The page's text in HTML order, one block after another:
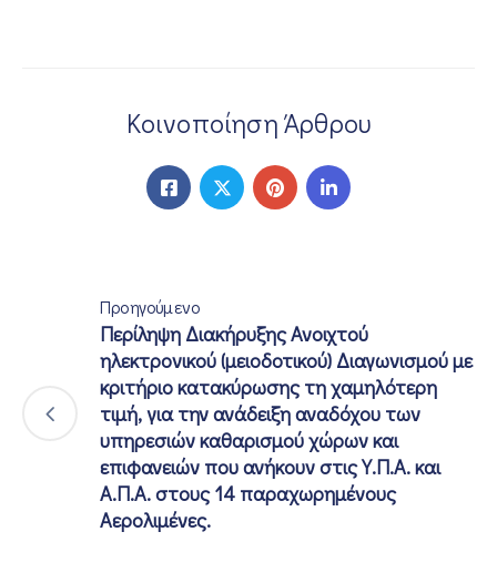
Κοινοποίηση Άρθρου
Προηγούμενο
Περίληψη Διακήρυξης Ανοιχτού
ηλεκτρονικού (μειοδοτικού) Διαγωνισμού με
κριτήριο κατακύρωσης τη χαμηλότερη
τιμή, για την ανάδειξη αναδόχου των
υπηρεσιών καθαρισμού χώρων και
επιφανειών που ανήκουν στις Υ.Π.Α. και
Α.Π.Α. στους 14 παραχωρημένους
Αερολιμένες.